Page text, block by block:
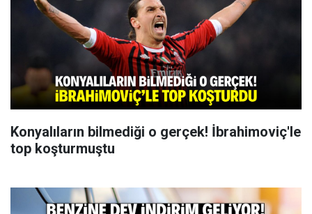
Konyalıların bilmediği o gerçek! İbrahimoviç'le
top koşturmuştu